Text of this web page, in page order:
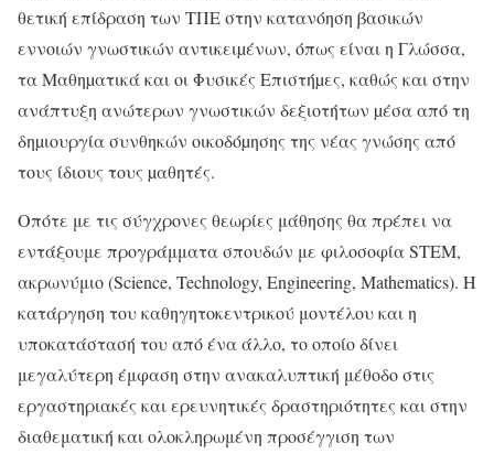
θετική επίδραση των ΤΠΕ στην κατανόηση βασικών
εννοιών γνωστικών αντικειµένων, όπως είναι η Γλώσσα,
τα Μαθηµατικά και οι Φυσικές Επιστήµες, καθώς και στην
ανάπτυξη ανώτερων γνωστικών δεξιοτήτων µέσα από τη
δηµιουργία συνθηκών οικοδόµησης της νέας γνώσης από
τους ίδιους τους µαθητές.
Οπότε με τις σύγχρονες θεωρίες μάθησης θα πρέπει να
εντάξουμε προγράμματα σπουδών με φιλοσοφία STEM,
ακρωνύμιο (Science, Technology, Engineering, Mathematics). Η
κατάργηση του καθηγητοκεντρικού μοντέλου και η
υποκατάστασή του από ένα άλλο, το οποίο δίνει
μεγαλύτερη έμφαση στην ανακαλυπτική μέθοδο στις
εργαστηριακές και ερευνητικές δραστηριότητες και στην
διαθεματική και ολοκληρωμένη προσέγγιση των